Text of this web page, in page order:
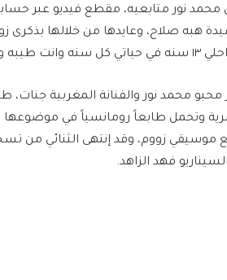
نور متابعيه، مقطع فيديو عبر
محبو محمد نور والفنانة المغربية جنات،
وتحمل طابعاً رومانسياً في موضوعها
موسيقي زووم، وقد إنتهى الثنائي من
فهد الزاهد.